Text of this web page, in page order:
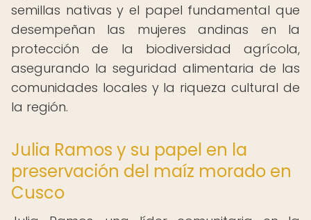
semillas nativas y el papel fundamental que
desempeñan las mujeres andinas en la
protección de la biodiversidad agrícola,
asegurando la seguridad alimentaria de las
comunidades locales y la riqueza cultural de
la región.
Julia Ramos y su papel en la
preservación del maíz morado en
Cusco